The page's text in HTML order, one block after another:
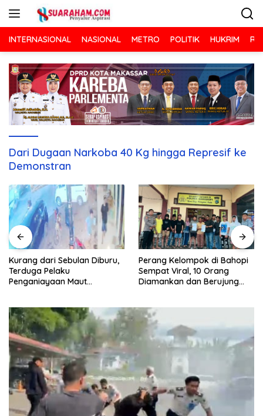
INTERNASIONAL NASIONAL METRO POLITIK HUKRIM
Dari Dugaan Narkoba 40 Kg hingga Represif ke
Demonstran
Kurang dari Sebulan Diburu,
Terduga Pelaku
Penganiayaan Maut
Perang Kelompok di Bahopi
Sempat Viral, 10 Orang
Diamankan dan Berujung